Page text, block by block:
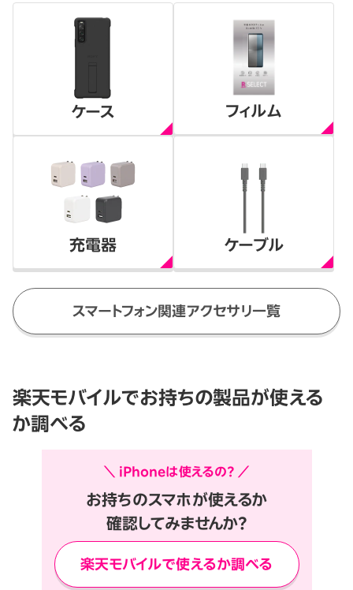
ケース フィルム
充電器 ケーブル
スマートフォン関連アクセサリ一覧
楽天モバイルでお持ちの製品が使える
か調べる
＼ iPhoneは使えるの？ ／
お持ちのスマホが使えるか
確認してみませんか？
楽天モバイルで使えるか調べる